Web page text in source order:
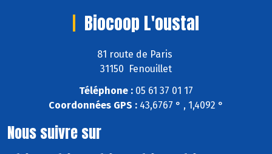
Biocoop L'oustal
81 route de Paris
31150 Fenouillet
Téléphone : 05 61 37 01 17
Coordonnées GPS : 43,6767 ° , 1,4092 °
Nous suivre sur